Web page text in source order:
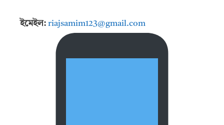
ইমেইল: riajsamim123@gmail.com